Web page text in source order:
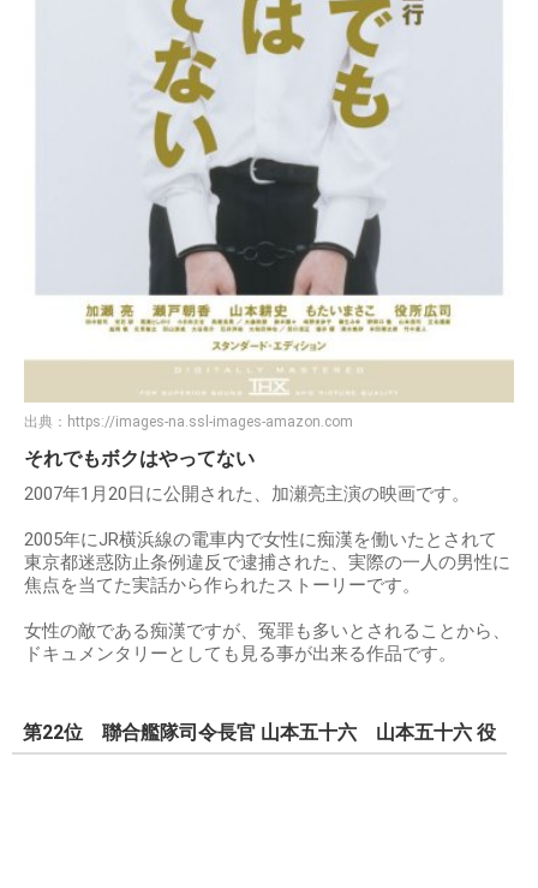
出典： https://images-na.ssl-images-amazon.com
それでもボクはやってない
2007年1月20日に公開された、加瀬亮主演の映画です。
2005年にJR横浜線の電車内で女性に痴漢を働いたとされて
東京都迷惑防止条例違反で逮捕された、実際の一人の男性に
焦点を当てた実話から作られたストーリーです。
女性の敵である痴漢ですが、冤罪も多いとされることから、
ドキュメンタリーとしても見る事が出来る作品です。
第22位 聯合艦隊司令長官 山本五十六 山本五十六 役